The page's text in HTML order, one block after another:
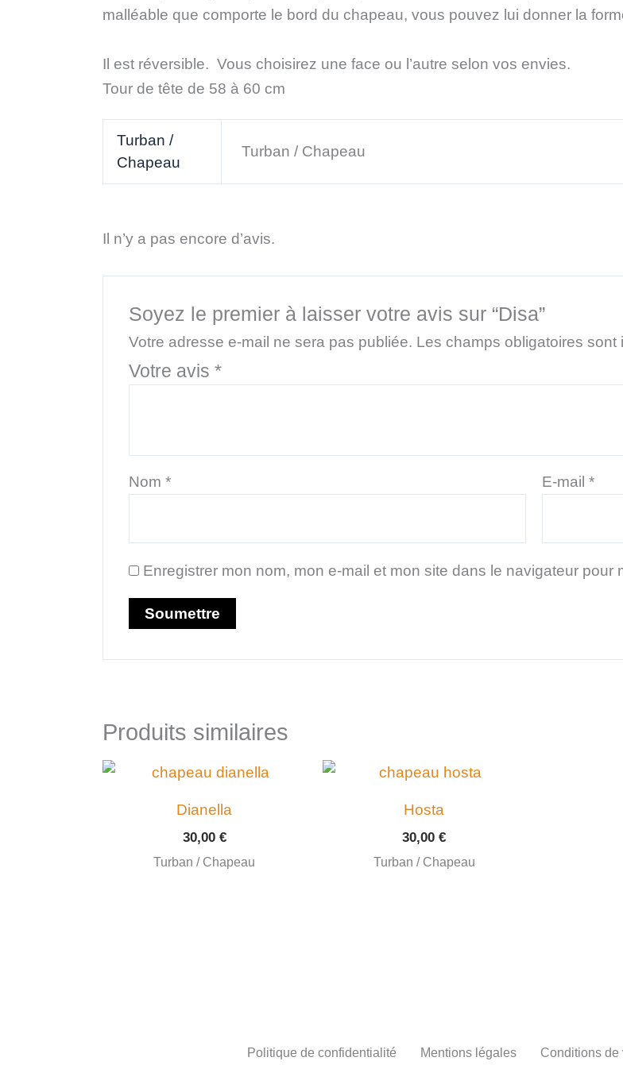
malléable que comporte le bord du chapeau, vous pouvez lui donner la
Il est réversible. Vous choisirez une face ou l’autre selon vos envies.
Tour de tête de 58 à 60 cm
Turban /
Chapeau
Turban / Chapeau
Il n’y a pas encore d’avis.
Soyez le premier à laisser votre avis sur “Disa”
Votre adresse e-mail ne sera pas publiée. Les champs obligatoires sont
Votre avis *
Nom * E-mail*
Enregistrer mon nom, mon e-mail et mon site dans le navigateur pour
Produits similaires
Dianella
30,00 €
Turban / Chapeau
Hosta
30,00€
Turban / Chapeau
Politique de confidentialité Mentions légales Conditions de